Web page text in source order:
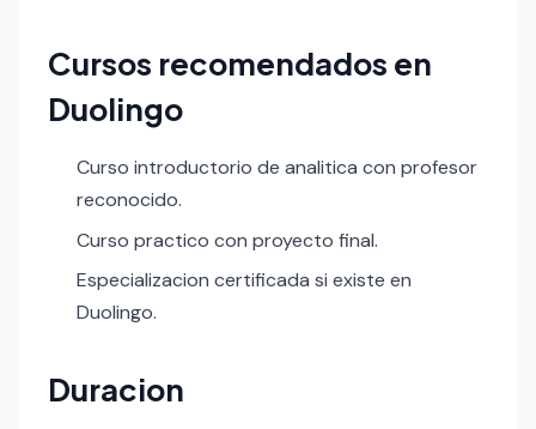
Cursos recomendados en
Duolingo
Curso introductorio de analitica con profesor
reconocido.
Curso practico con proyecto final.
Especializacion certificada si existe en
Duolingo.
Duracion